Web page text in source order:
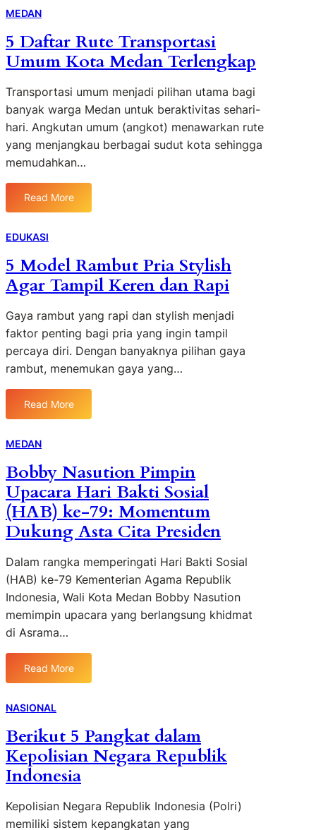
a
r
g
m
n
i
s
1
a
n
t
a
a
u
K
e
r
d
a
n
K
e
n
i
a
n
e
t
I
n
r
n
e
t
U
n
i
m
i
t
d
:
A
p
S
a
n
g
P
e
l
u
D
i
k
u
S
e
b
e
l
u
MEDAN
5 Daftar Rute Transportasi
Umum Kota Medan Terlengkap
Transportasi umum menjadi pilihan utama bagi
banyak warga Medan untuk beraktivitas sehari-
hari. Angkutan umum (angkot) menawarkan rute
yang menjangkau berbagai sudut kota sehingga
memudahkan…
Read More
D
f
t
a
r
R
e
T
a
p
o
r
t
a
i
U
m
u
m
K
o
a
M
e
d
a
n
T
r
l
EDUKASI
5 Model Rambut Pria Stylish
Agar Tampil Keren dan Rapi
Gaya rambut yang rapi dan stylish menjadi
faktor penting bagi pria yang ingin tampil
percaya diri. Dengan banyaknya pilihan gaya
rambut, menemukan gaya yang…
Read More
d
e
l
R
a
b
u
t
P
r
S
y
i
s
h
A
a
MEDAN
Bobby Nasution Pimpin
Upacara Hari Bakti Sosial
(HAB) ke-79: Momentum
Dukung Asta Cita Presiden
Dalam rangka memperingati Hari Bakti Sosial
(HAB) ke-79 Kementerian Agama Republik
Indonesia, Wali Kota Medan Bobby Nasution
memimpin upacara yang berlangsung khidmat
di Asrama…
Read More
o
b
y
N
a
u
NASIONAL
Berikut 5 Pangkat dalam
Kepolisian Negara Republik
Indonesia
Kepolisian Negara Republik Indonesia (Polri)
memiliki sistem kepangkatan yang